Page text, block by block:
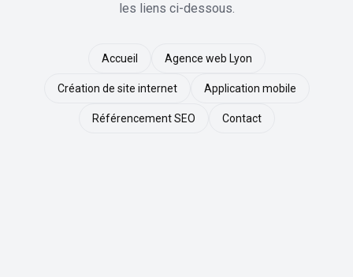
les liens ci-dessous.
Accueil Agence web Lyon
Création de site internet Application mobile
Référencement SEO Contact